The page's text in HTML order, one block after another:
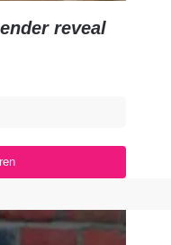
reveal